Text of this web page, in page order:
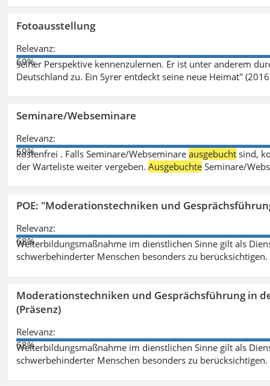
Fotoausstellung
Relevanz:
69%
seiner Perspektive kennenzulernen. Er ist unter anderem
Deutschland zu. Ein Syrer entdeckt seine neue Heimat"
Seminare/Webseminare
Relevanz:
69%
kostenfrei . Falls Seminare/Webseminareausgebucht sind,
der Warteliste weiter vergeben.Ausgebuchte Seminare/
POE: "Moderationstechniken und
Relevanz:
68%
Weiterbildungsmaßnahme im dienstlichen Sinne gilt als
schwerbehinderter Menschen besonders zu berücksichtigen.
Moderationstechniken und Gesprächsführung in
(Präsenz)
Relevanz:
68%
Weiterbildungsmaßnahme im dienstlichen Sinne gilt als
schwerbehinderter Menschen besonders zu berücksichtigen.